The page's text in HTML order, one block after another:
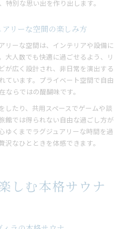
別な思い出を作り出します。
リーな空間の楽しみ方
リーな空間は、インテリアや設備に
大人数でも快適に過ごせるよう、リ
が広く設計され、非日常を演出する
ています。プライベート空間で自由
ならではの醍醐味です。
したり、共用スペースでゲームや談
館では得られない自由な過ごし方が
ゆくまでラグジュアリーな時間を過
沢なひとときを体感できます。
しむ本格サウナ